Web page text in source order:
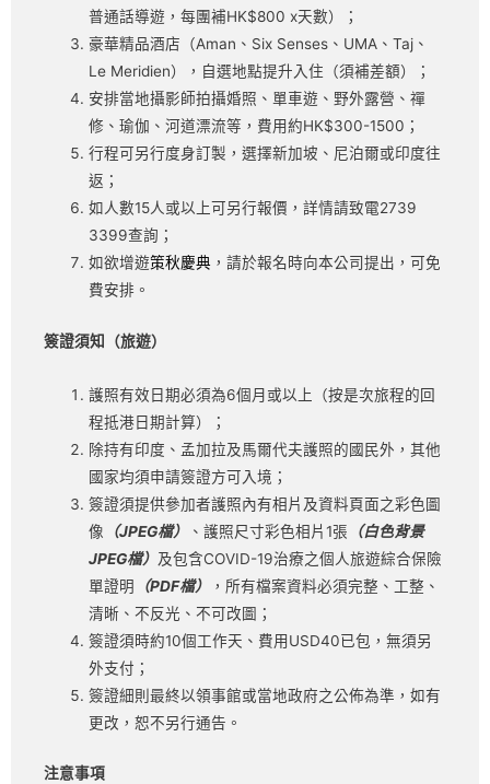
普通話導遊，每團補HK$800 x天數）；
豪華精品酒店（Aman、Six Senses、UMA、Taj、
Le Meridien），自選地點提升入住（須補差額）；
安排當地攝影師拍攝婚照、單車遊、野外露營、禪
修、瑜伽、河道漂流等，費用約HK$300-1500；
行程可另行度身訂製，選擇新加坡、尼泊爾或印度往
返；
如人數15人或以上可另行報價，詳情請致電2739
3399查詢；
如欲增遊策秋慶典 ，請於報名時向本公司提出，可免
費安排。
簽證須知（旅遊）
護照有效日期必須為6個月或以上（按是次旅程的回
程抵港日期計算）；
除持有印度、孟加拉及馬爾代夫護照的國民外，其他
國家均須申請簽證方可入境；
簽證須提供參加者護照內有相片及資料頁面之彩色圖
像 （JPEG檔） 、護照尺寸彩色相片1張 （白色背景
JPEG檔） 及包含COVID-19治療之個人旅遊綜合保險
單證明
（PDF檔）
，所有檔案資料必須完整、工整、
清晰、不反光、不可改圖；
簽證須時約10個工作天、費用USD40已包，無須另
外支付；
簽證細則最終以領事館或當地政府之公佈為準，如有
更改，恕不另行通告。
注意事項